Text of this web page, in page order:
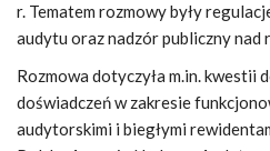
r. Tematem rozmowy były
audytu oraz nadzór publiczny nad
Rozmowa dotyczyła m.in. kwestii
doświadczeń w zakresie
audytorskimi i biegłymi